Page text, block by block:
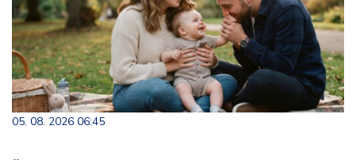
05. 08. 2026 06:45